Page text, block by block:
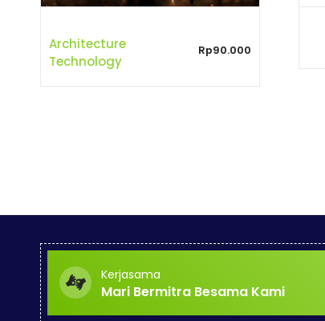
Architecture
Technology
Rp90.000
Kerjasama
Mari Bermitra Besama Kami